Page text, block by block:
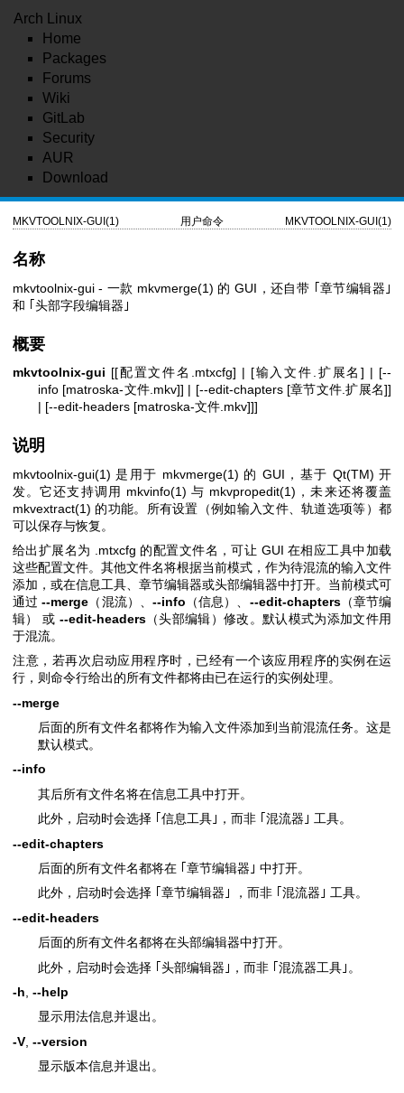
Arch Linux
Home
Packages
Forums
Wiki
GitLab
Security
AUR
Download
MKVTOOLNIX-GUI(1) 用户命令 MKVTOOLNIX-GUI(1)
名称
mkvtoolnix-gui - 一款 mkvmerge(1) 的 GUI，还自带 ｢章节编辑器｣
和 ｢头部字段编辑器｣
概要
mkvtoolnix-gui [[配置文件名.mtxcfg] | [输入文件.扩展名] | [--
info [matroska-文件.mkv]] | [--edit-chapters [章节文件.扩展名]]
| [--edit-headers [matroska-文件.mkv]]]
说明
mkvtoolnix-gui(1) 是用于 mkvmerge(1) 的 GUI，基于 Qt(TM) 开
发。它还支持调用 mkvinfo(1) 与 mkvpropedit(1) ，未来还将覆盖
mkvextract(1) 的功能。所有设置（例如输入文件、轨道选项等）都
可以保存与恢复。
给出扩展名为 .mtxcfg 的配置文件名，可让 GUI 在相应工具中加载
这些配置文件。其他文件名将根据当前模式，作为待混流的输入文件
添加，或在信息工具、章节编辑器或头部编辑器中打开。当前模式可
通过--merge （混流）、 --info （信息）、 --edit-chapters（章节编
辑） 或 --edit-headers（头部编辑）修改。默认模式为添加文件用
于混流。
注意，若再次启动应用程序时，已经有一个该应用程序的实例在运
行，则命令行给出的所有文件都将由已在运行的实例处理。
--merge
后面的所有文件名都将作为输入文件添加到当前混流任务。这是
默认模式。
--info
其后所有文件名将在信息工具中打开。
此外，启动时会选择 ｢信息工具｣，而非 ｢混流器｣ 工具。
--edit-chapters
后面的所有文件名都将在 ｢章节编辑器｣ 中打开。
此外，启动时会选择 ｢章节编辑器｣ ，而非 ｢混流器｣ 工具。
--edit-headers
后面的所有文件名都将在头部编辑器中打开。
此外，启动时会选择 ｢头部编辑器｣，而非 ｢混流器工具｣。
-h --help
显示用法信息并退出。
-V --version
显示版本信息并退出。